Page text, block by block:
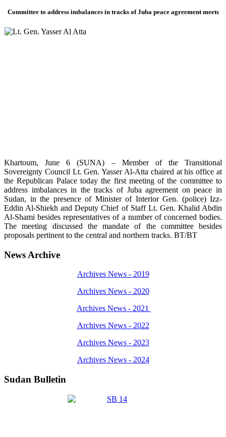
Committee to address imbalances in tracks of Juba peace agreement meets
Khartoum, June 6 (SUNA) – Member of the Transitional
Sovereignty Council Lt. Gen. Yasser Al-Atta chaired at his office at
the Republican Palace today the first meeting of the committee to
address imbalances in the tracks of Juba agreement on peace in
Sudan, in the presence of Minister of Interior Gen. (police) Izz-
Eddin Al-Shiekh and Deputy Chief of Staff Lt. Gen. Khalid Abdin
Al-Shami besides representatives of a number of concerned bodies.
The meeting discussed the mandate of the committee besides
proposals pertinent to the central and northern tracks. BT/BT
News Archive
Archives News - 2019
Archives News - 2020
Archives News - 2021
Archives News - 2022
Archives News - 2023
Archives News - 2024
Sudan Bulletin